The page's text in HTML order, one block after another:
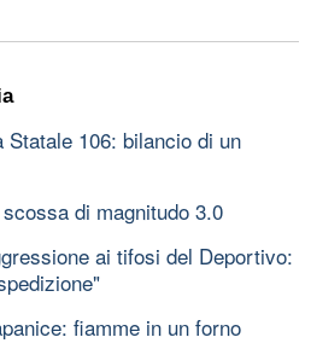
106: bilancio di un
di magnitudo 3.0
ai tifosi del Deportivo:
fiamme in un forno